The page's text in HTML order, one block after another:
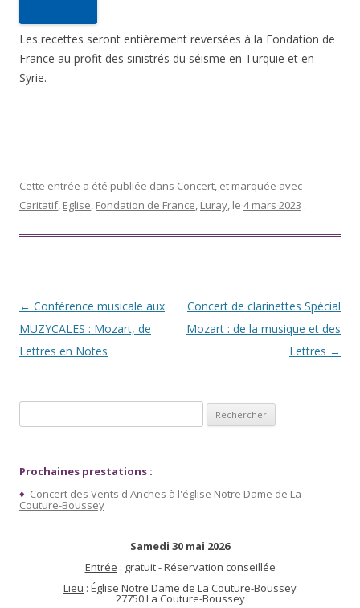
Les recettes seront entièrement reversées à la Fondation de
France au profit des sinistrés du séisme en Turquie et en
Syrie.
Cette entrée a été publiée dans Concert, et marquée avec
Caritatif, Eglise, Fondation de France, Luray, le 4 mars 2023 .
Navigation des articles
← Conférence musicale aux
MUZYCALES : Mozart, de
Lettres en Notes
Concert de clarinettes Spécial
Mozart : de la musique et des
Lettres →
Prochaines prestations :
♦ Concert des Vents d'Anches à l'église Notre Dame de La
Couture-Boussey
Samedi 30 mai 2026
Entrée : gratuit - Réservation conseillée
Lieu : Église Notre Dame de La Couture-Boussey
27750 La Couture-Boussey